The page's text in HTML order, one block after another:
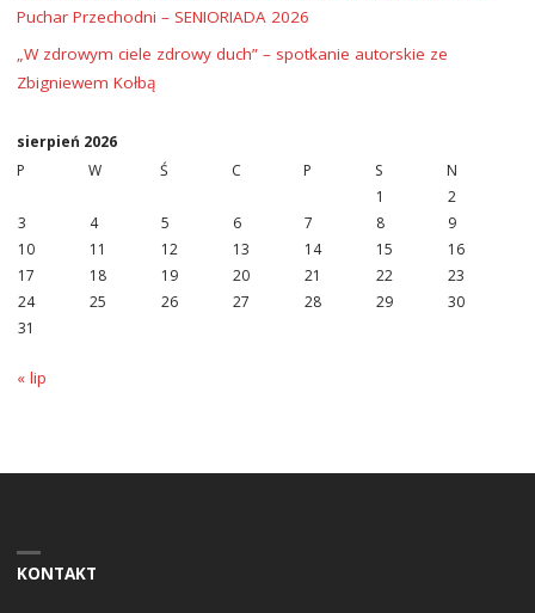
Puchar Przechodni – SENIORIADA 2026
„W zdrowym ciele zdrowy duch” – spotkanie autorskie ze
Zbigniewem Kołbą
sierpień 2026
P
W Ś C P S
N
1
2
3
4 5 6 7 8
9
10
11 12 13 14 15
16
17
18 19 20 21 22
23
24
25 26 27 28 29
30
31
« lip
KONTAKT